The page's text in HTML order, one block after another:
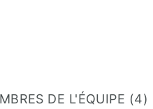
DE L'ÉQUIPE (4)